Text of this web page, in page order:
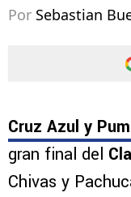
Por Sebastian
Cruz Azul y
gran final del
Chivas y